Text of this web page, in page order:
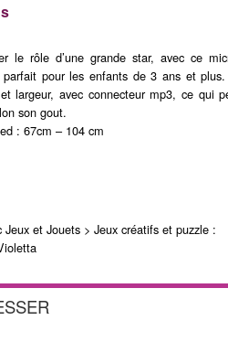
le rôle d’une grande star, avec ce
pour les enfants de 3 ans et
largeur, avec connecteur mp3, ce qui
son gout.
: 67cm – 104 cm
Jeux et Jouets > Jeux créatifs et puzzle :